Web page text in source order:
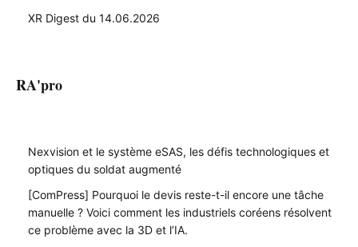
XR Digest du 14.06.2026
RA'pro
Nexvision et le système eSAS, les défis technologiques et
optiques du soldat augmenté
[ComPress] Pourquoi le devis reste-t-il encore une tâche
manuelle ? Voici comment les industriels coréens résolvent
ce problème avec la 3D et l’IA.